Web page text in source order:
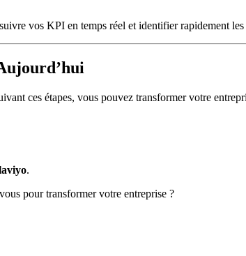
vos KPI en temps réel et identifier rapidement les
ces étapes, vous pouvez transformer votre
.
pour transformer votre entreprise ?